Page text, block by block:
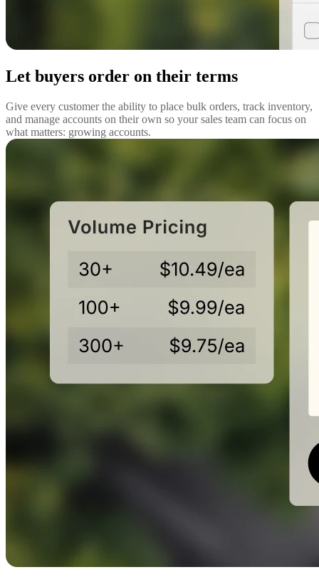
Let buyers order on their terms
Give every customer the ability to place bulk orders, track inventory,
and manage accounts on their own so your sales team can focus on
what matters: growing accounts.